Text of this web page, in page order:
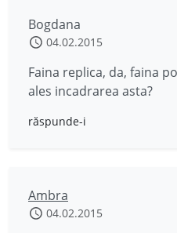
Bogdana
04.02.2015
Faina replica, da, faina
ales incadrarea asta?
răspunde-i
Ambra
04.02.2015